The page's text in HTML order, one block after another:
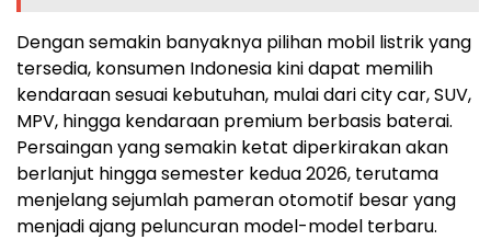
Dengan semakin banyaknya pilihan mobil listrik yang
tersedia, konsumen Indonesia kini dapat memilih
kendaraan sesuai kebutuhan, mulai dari city car, SUV,
MPV, hingga kendaraan premium berbasis baterai.
Persaingan yang semakin ketat diperkirakan akan
berlanjut hingga semester kedua 2026, terutama
menjelang sejumlah pameran otomotif besar yang
menjadi ajang peluncuran model-model terbaru.